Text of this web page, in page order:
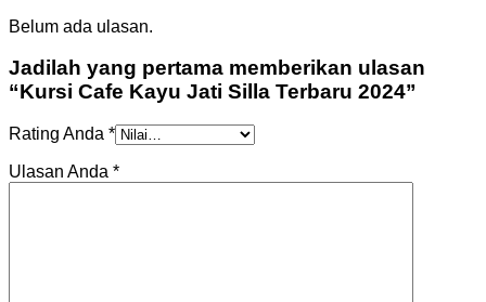
Belum ada ulasan.
Jadilah yang pertama memberikan ulasan
“Kursi Cafe Kayu Jati Silla Terbaru 2024”
Rating Anda *
Ulasan Anda *